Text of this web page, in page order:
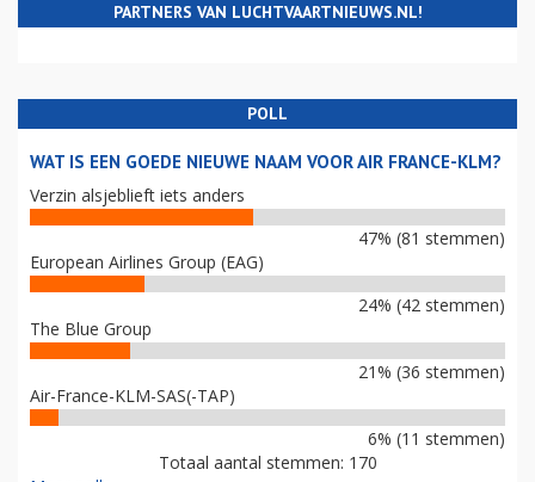
PARTNERS VAN LUCHTVAARTNIEUWS.NL!
POLL
WAT IS EEN GOEDE NIEUWE NAAM VOOR AIR FRANCE-KLM?
Verzin alsjeblieft iets anders
47% (81 stemmen)
European Airlines Group (EAG)
24% (42 stemmen)
The Blue Group
21% (36 stemmen)
Air-France-KLM-SAS(-TAP)
6% (11 stemmen)
Totaal aantal stemmen: 170